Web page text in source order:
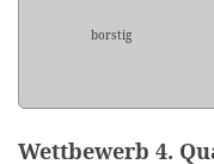
borstig
Wettbewerb 4.